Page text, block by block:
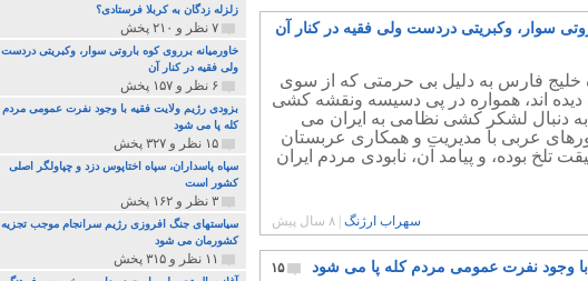
سوار، وکبریتی دردست ولی فقیه در کنار آن
فارس به دلیل بی حرمتی که از سوی
اند، همواره در پی دسیسه ونقشه کشی
به دنبال لشکر کشی نظامی به ایران می
عربی با مدیریت و همکاری عربستان
تلخ بوده، و پیامد آن، نابودی مردم ایران
سهراب ارژنگ ۸ سال پیش
با وجود نفرت عمومی مردم کله پا می شود ۱۵
زلزله زدگان به کربلا فرستادی؟
۷ نظر و ۲۱۰ پخش
خاورمیانه برروی کوه باروتی سوار، وکبریتی دردست
ولی فقیه در کنار آن
۶ نظر و ۱۵۷ پخش
بزودی رژیم ولایت فقیه با وجود نفرت عمومی مردم
کله پا می شود
۱۵ نظر و ۳۲۷ پخش
سپاه پاسداران، سپاه اختاپوس دزد و چپاولگر اصلی
کشور است
۳ نظر و ۱۶۲ پخش
سیاستهای جنگ افروزی رژیم سرانجام موجب تجزیه
کشورمان می شود
۱۱ نظر و ۳۱۵ پخش